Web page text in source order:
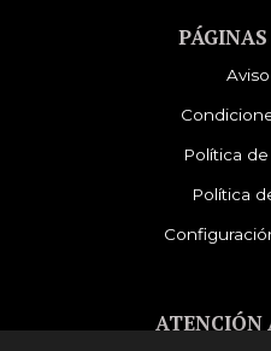
Política
Política
ATENCIÓN